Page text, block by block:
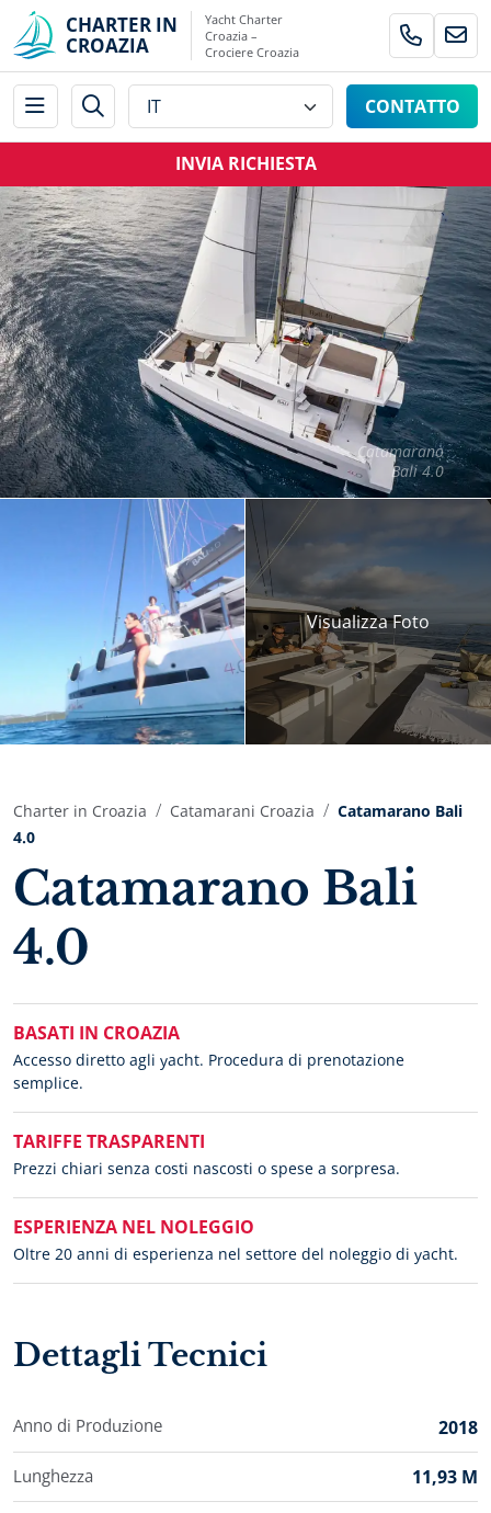
CHARTER IN
CROAZIA
Yacht Charter
Croazia –
Crociere Croazia
CONTATTO
INVIA RICHIESTA
Catamarano
Bali 4.0
VisualizzaFoto
Charter in Croazia Catamarani Croazia
Catamarano Bali
4.0
Catamarano Bali
4.0
BASATI IN CROAZIA
Accesso diretto agli yacht. Procedura di prenotazione
semplice.
TARIFFE TRASPARENTI
Prezzi chiari senza costi nascosti o spese a sorpresa.
ESPERIENZA NEL NOLEGGIO
Oltre 20 anni di esperienza nel settore del noleggio di yacht.
Dettagli Tecnici
Anno di Produzione 2018
Lunghezza 11,93 M